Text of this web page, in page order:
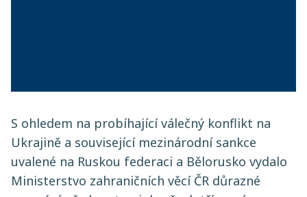
S ohledem na probíhající válečný konflikt na
Ukrajině a související mezinárodní sankce
uvalené na Ruskou federaci a Bělorusko vydalo
Ministerstvo zahraničních věcí ČR důrazné